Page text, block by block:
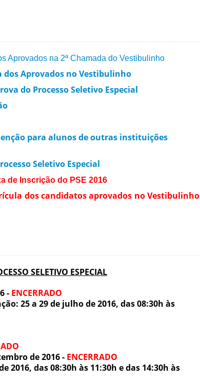
Aprovados na 2ª Chamada do Vestibulinho
dos Aprovados no Vestibulinho
do Processo Seletivo Especial
para alunos de outras instituições
Seletivo Especial
de Inscrição do PSE 2016
dos candidatos aprovados no Vestibulinho
SELETIVO ESPECIAL
- ENCERRADO
25 a 29 de julho de 2016, das 08:30h às
de 2016 - ENCERRADO
2016, das 08:30h às 11:30h e das 14:30h às